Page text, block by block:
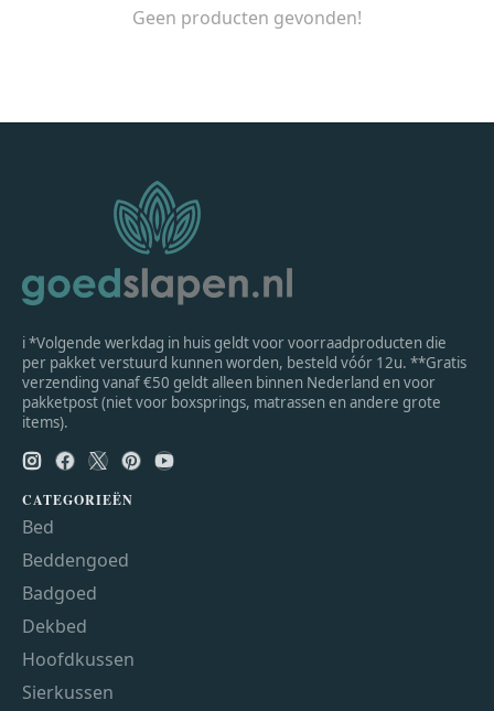
Geen producten gevonden!
ℹ *Volgende werkdag in huis geldt voor voorraadproducten die
per pakket verstuurd kunnen worden, besteld vóór 12u. **Gratis
verzending vanaf €50 geldt alleen binnen Nederland en voor
pakketpost (niet voor boxsprings, matrassen en andere grote
items).
CATEGORIEËN
Bed
Beddengoed
Badgoed
Dekbed
Hoofdkussen
Sierkussen